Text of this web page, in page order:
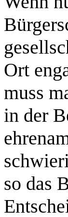
Ort
muss
in der
so das